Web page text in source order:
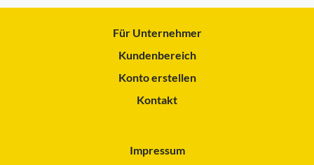
Für Unternehmer
Kundenbereich
Konto erstellen
Kontakt
Impressum